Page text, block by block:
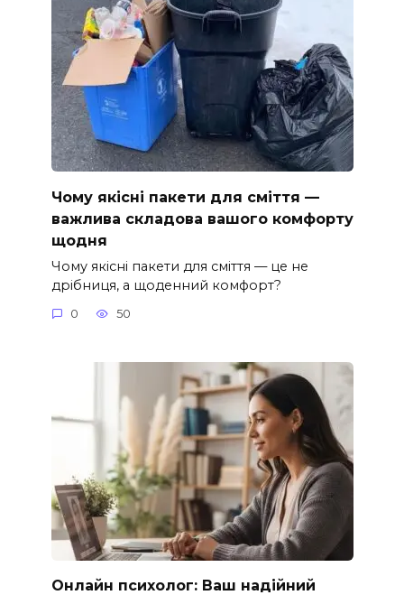
Чому якісні пакети для сміття —
важлива складова вашого комфорту
щодня
Чому якісні пакети для сміття — це не
дрібниця, а щоденний комфорт?
0 50
Онлайн психолог: Ваш надійний